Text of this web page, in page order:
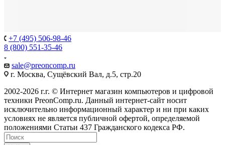
+7 (495) 506-98-46
8 (800) 551-35-46
sale@preoncomp.ru
г. Москва, Сущёвский Вал, д.5, стр.20
2002-2026 г.г. © Интернет магазин компьютеров и цифровой
техники PreonComp.ru. Данный интернет-сайт носит
исключительно информационный характер и ни при каких
условиях не является публичной офертой, определяемой
положениями Статьи 437 Гражданского кодекса РФ.